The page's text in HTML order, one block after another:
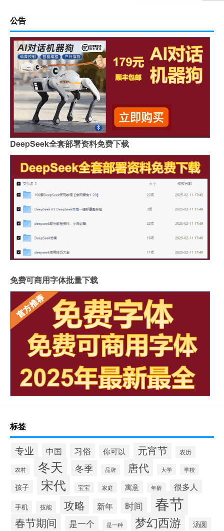
公告
DeepSeek全套部署资料免费下载
免费可商用字体批量下载
标签
专业 中国 习俗 你可以 元宵节 农历
农村 冬天 冬季 品牌 唐代 大学 学校
孩子 宋代 宝宝 家庭 寓意 年龄 很多人
手机 技能 攻略 新年 时间 春节
春节期间 是一个 是一种 梦幻西游 汤圆